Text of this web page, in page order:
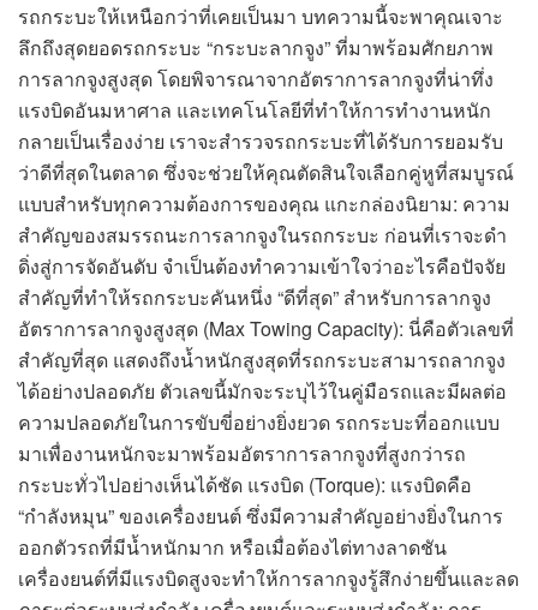
รถกระบะให้เหนือกว่าที่เคยเป็นมา บทความนี้จะพาคุณเจาะ
ลึกถึงสุดยอดรถกระบะ “กระบะลากจูง” ที่มาพร้อมศักยภาพ
การลากจูงสูงสุด โดยพิจารณาจากอัตราการลากจูงที่น่าทึ่ง
แรงบิดอันมหาศาล และเทคโนโลยีที่ทำให้การทำงานหนัก
กลายเป็นเรื่องง่าย เราจะสำรวจรถกระบะที่ได้รับการยอมรับ
ว่าดีที่สุดในตลาด ซึ่งจะช่วยให้คุณตัดสินใจเลือกคู่หูที่สมบูรณ์
แบบสำหรับทุกความต้องการของคุณ แกะกล่องนิยาม: ความ
สำคัญของสมรรถนะการลากจูงในรถกระบะ ก่อนที่เราจะดำ
ดิ่งสู่การจัดอันดับ จำเป็นต้องทำความเข้าใจว่าอะไรคือปัจจัย
สำคัญที่ทำให้รถกระบะคันหนึ่ง “ดีที่สุด” สำหรับการลากจูง
อัตราการลากจูงสูงสุด (Max Towing Capacity): นี่คือตัวเลขที่
สำคัญที่สุด แสดงถึงน้ำหนักสูงสุดที่รถกระบะสามารถลากจูง
ได้อย่างปลอดภัย ตัวเลขนี้มักจะระบุไว้ในคู่มือรถและมีผลต่อ
ความปลอดภัยในการขับขี่อย่างยิ่งยวด รถกระบะที่ออกแบบ
มาเพื่องานหนักจะมาพร้อมอัตราการลากจูงที่สูงกว่ารถ
กระบะทั่วไปอย่างเห็นได้ชัด แรงบิด (Torque): แรงบิดคือ
“กำลังหมุน” ของเครื่องยนต์ ซึ่งมีความสำคัญอย่างยิ่งในการ
ออกตัวรถที่มีน้ำหนักมาก หรือเมื่อต้องไต่ทางลาดชัน
เครื่องยนต์ที่มีแรงบิดสูงจะทำให้การลากจูงรู้สึกง่ายขึ้นและลด